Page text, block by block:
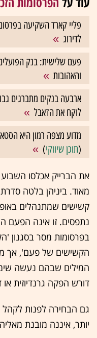
לדירוג
פעם שלישית: בנק
והאהובות
ארבעה בנקים מתברגים
לוקח את הדאבל
מדוע מצפה רמון היא
(תוכן שיווקי)
את הברייק אכלסו השבוע
מאוד. ביניהן בלטה
קשישים שמתנהלים
נתפסים. זו אינה הפעם
בפרסומות מסר בסגנון
הקשישים של פעם', אך
המילים שבהם נעשה
דורש הפקה גרנדיוזית
גם הבחירה לפנות
יותר, איננה מובנת